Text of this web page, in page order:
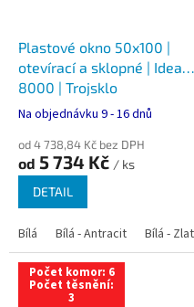
Plastové okno 50x100 |
otevírací a sklopné | Ideal
8000 | Trojsklo
Na objednávku 9 - 16 dnů
od 4 738,84 Kč bez DPH
od 5 734 Kč / ks
DETAIL
Bílá Bílá - Antracit Bílá -
Počet komor: 6
Počet těsnění:
3